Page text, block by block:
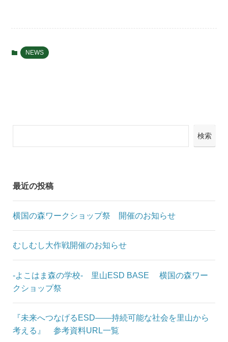
NEWS
検索
最近の投稿
横国の森ワークショップ祭 開催のお知らせ
むしむし大作戦開催のお知らせ
-よこはま森の学校- 里山ESD BASE 横国の森ワー
クショップ祭
『未来へつなげるESD――持続可能な社会を里山から
考える』 参考資料URL一覧